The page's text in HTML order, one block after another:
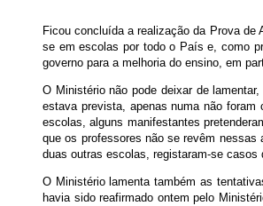
Ficou concluída a realização da Prova de
se em escolas por todo o País e, como
governo para a melhoria do ensino, em
O Ministério não pode deixar de
estava prevista, apenas numa não
escolas, alguns manifestantes
que os professores não se revêm
duas outras escolas, registaram-se casos
O Ministério lamenta também as
havia sido reafirmado ontem pelo